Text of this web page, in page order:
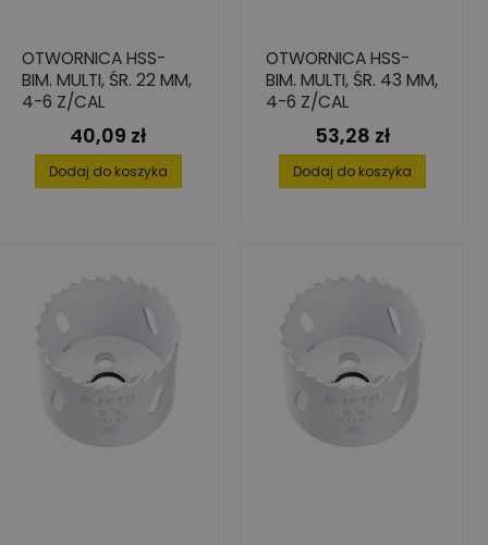
OTWORNICA HSS-
BIM. MULTI, ŚR. 22 MM,
4-6 Z/CAL
Cena
40,09 zł
Dodaj do koszyka
OTWORNICA HSS-
BIM. MULTI, ŚR. 43 MM,
4-6 Z/CAL
Cena
53,28 zł
Dodaj do koszyka